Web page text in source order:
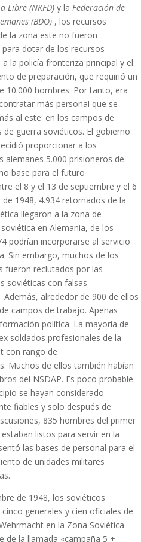
Libre (NKFD) y laFederación de
(BDO) , los recursos
la zona este no fueron
para dotar de los recursos
a la policía fronteriza principal y el
de preparación, que requirió un
10.000 hombres. Por tanto, era
más personal que se
al este: en los campos de
de guerra soviéticos. El gobierno
proporcionar a los
alemanes 5.000 prisioneros de
base para el futuro
el 8 y el 13 de septiembre y el 6
1948, 4.934 retornados de la
llegaron a la zona de
en Alemania, de los
podrían incorporarse al servicio
Sin embargo, muchos de los
fueron reclutados por las
soviéticas con falsas
alrededor de 900 de ellos
campos de trabajo. Apenas
política. La mayoría de
soldados profesionales de la
con rango de
Muchos de ellos también habían
del NSDAP. Es poco probable
se hayan considerado
fiables y solo después de
835 hombres del primer
listos para servir en la
las bases de personal para el
de unidades militares
de 1948, los soviéticos
generales y cien oficiales de
en la Zona Soviética
de la llamada «campaña 5 +